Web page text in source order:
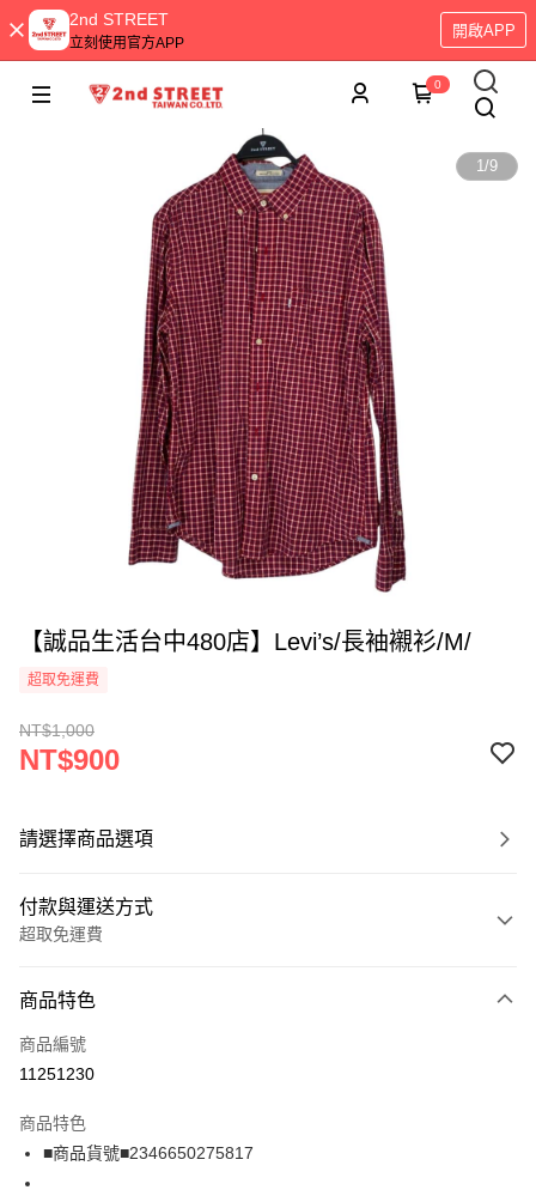
2nd STREET
立刻使用官方APP
開啟APP
0
1/9
【誠品生活台中480店】Levi’s/長袖襯衫/M/
超取免運費
NT$1,000
NT$900
請選擇商品選項
付款與運送方式
超取免運費
信用卡一次付款
超商取貨付款
Apple Pay
街口支付
商品特色
商品編號
11251230
商品特色
■商品貨號■2346650275817